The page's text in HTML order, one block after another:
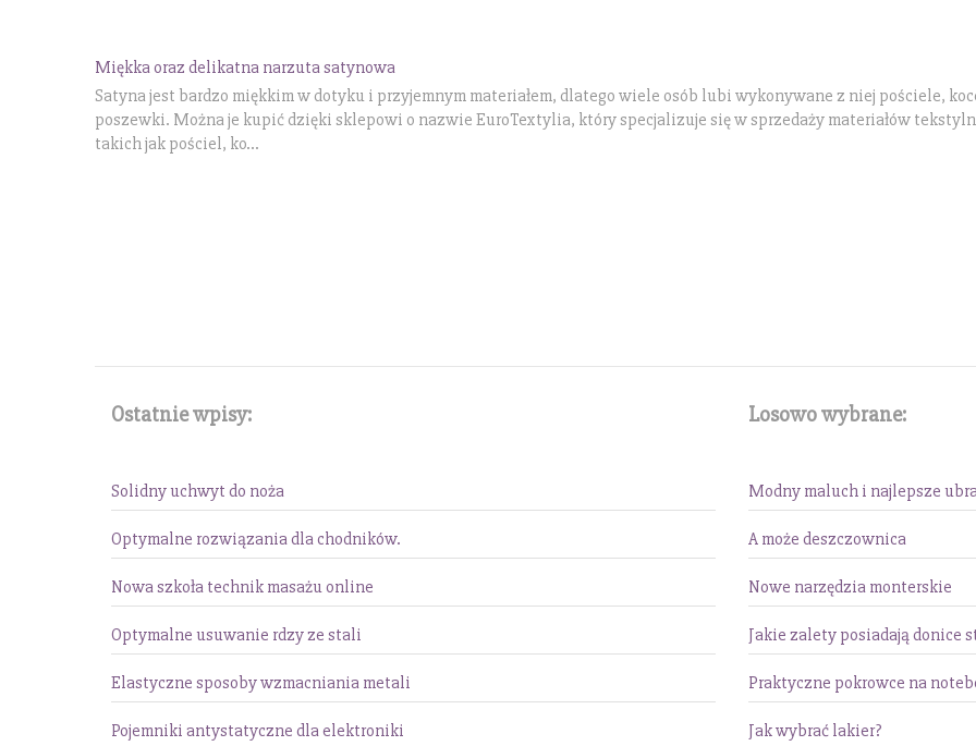
Miękka oraz delikatna narzuta satynowa
Satyna jest bardzo miękkim w dotyku i przyjemnym materiałem, dlatego wiele osób lubi wykonywane z niej pościele,
poszewki. Można je kupić dzięki sklepowi o nazwie EuroTextylia, który specjalizuje się w sprzedaży materiałów
takich jak pościel, ko...
Ostatnie wpisy:
Solidny uchwyt do noża
Optymalne rozwiązania dla chodników.
Nowa szkoła technik masażu online
Optymalne usuwanie rdzy ze stali
Elastyczne sposoby wzmacniania metali
Pojemniki antystatyczne dla elektroniki
Losowo wybrane:
Modny maluch i najlepsze
A może deszczownica
Nowe narzędzia monterskie
Jakie zalety posiadają donice
Praktyczne pokrowce na
Jak wybrać lakier?